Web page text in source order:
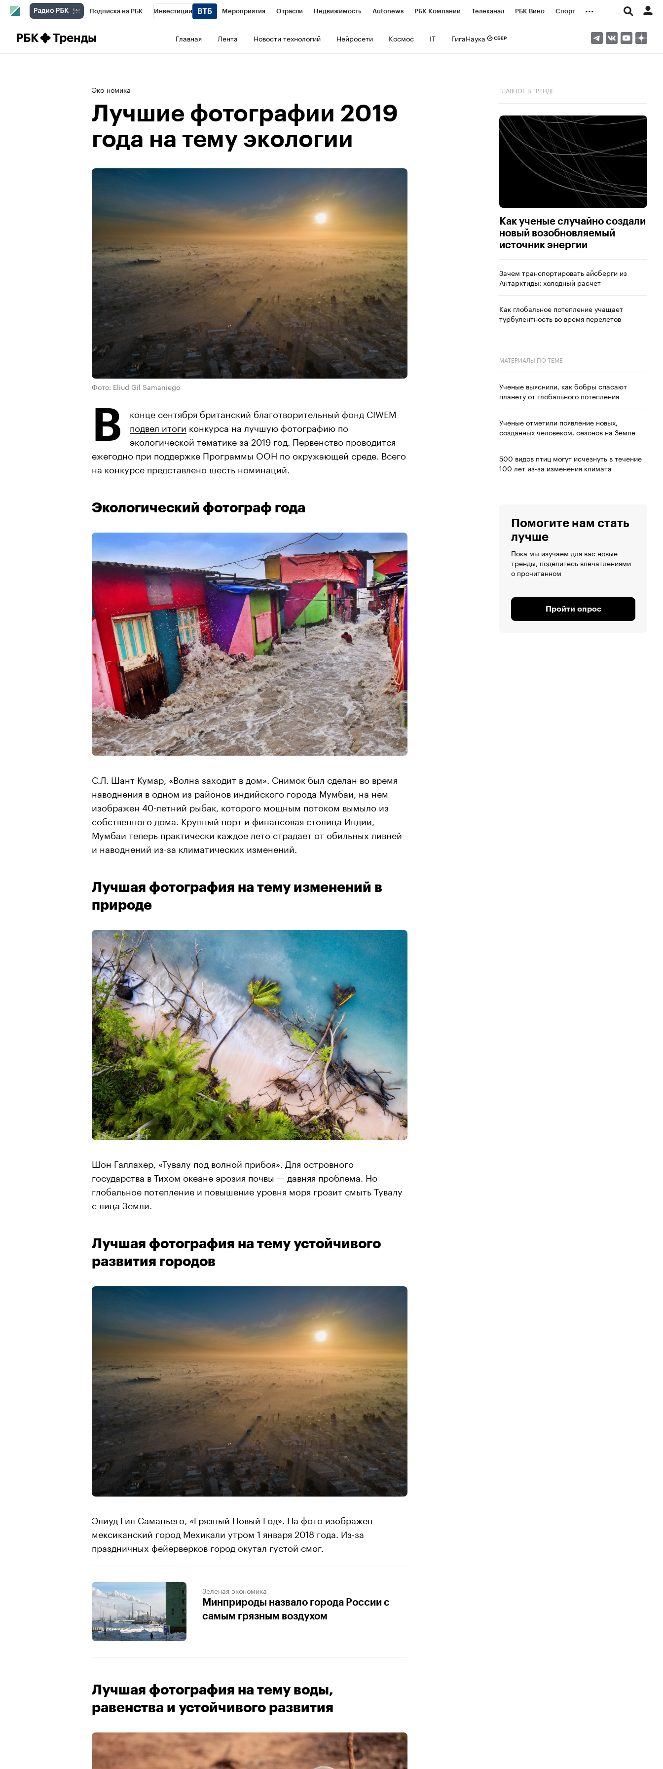
Подписка на РБК Инвестиции Мероприятия Отрасли Недвижимость Autonews РБК Компании Телеканал РБК Вино Спорт ...
РБК Тренды Главная Лента Новости технологий Нейросети Космос IT ГигаНаука
Эко-номика
Лучшие фотографии 2019
года на тему экологии
Фото: Eliud Gil Samaniego
В
конце сентября британский благотворительный фонд CIWEM
подвел итоги конкурса на лучшую фотографию по
экологической тематике за 2019 год. Первенство проводится
ежегодно при поддержке Программы ООН по окружающей среде. Всего
на конкурсе представлено шесть номинаций.
Экологический фотограф года
00:00 00:00
С.Л. Шант Кумар, «Волна заходит в дом». Снимок был сделан во время
наводнения в одном из районов индийского города Мумбаи, на нем
изображен 40-летний рыбак, которого мощным потоком вымыло из
собственного дома. Крупный порт и финансовая столица Индии,
Мумбаи теперь практически каждое лето страдает от обильных ливней
и наводнений из-за климатических изменений.
Лучшая фотография на тему изменений в
природе
Шон Галлахер, «Тувалу под волной прибоя». Для островного
государства в Тихом океане эрозия почвы — давняя проблема. Но
глобальное потепление и повышение уровня моря грозит смыть Тувалу
с лица Земли.
Лучшая фотография на тему устойчивого
развития городов
Элиуд Гил Саманьего, «Грязный Новый Год». На фото изображен
мексиканский город Мехикали утром 1 января 2018 года. Из-за
праздничных фейерверков город окутал густой смог.
Зеленая экономика
Минприроды назвало города России с
самым грязным воздухом
Лучшая фотография на тему воды,
равенства и устойчивого развития
ГЛАВНОЕ В ТРЕНДЕ
Как ученые случайно создали
новый возобновляемый
источник энергии
Зачем транспортировать айсберги из
Антарктиды: холодный расчет
Как глобальное потепление учащает
турбулентность во время перелетов
МАТЕРИАЛЫ ПО ТЕМЕ
Ученые выяснили, как бобры спасают
планету от глобального потепления
Ученые отметили появление новых,
созданных человеком, сезонов на Земле
500 видов птиц могут исчезнуть в течение
100 лет из-за изменения климата
Помогите нам стать
лучше
Пока мы изучаем для вас новые
тренды, поделитесь впечатлениями
о прочитанном
Пройти опрос